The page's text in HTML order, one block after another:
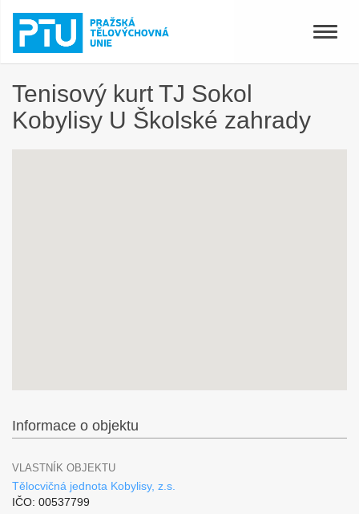
Toggle
Tenisový kurt TJ Sokol
Kobylisy U Školské zahrady
Informace o objektu
VLASTNÍK OBJEKTU
Tělocvičná jednota Kobylisy, z.s.
IČO: 00537799